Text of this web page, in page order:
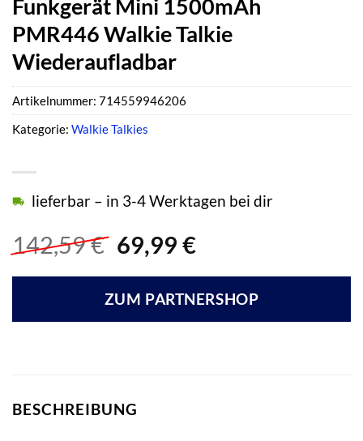
Funkgerät Mini 1500mAh
PMR446 Walkie Talkie
Wiederaufladbar
142,59€ Ursprünglicher
war:
142,59 €
69,99 €Aktueller
ist:
69,99 €.
lieferbar – in 3-4 Werktagen bei dir
ZUM PARTNERSHOP
Artikelnummer: 714559946206
Kategorie: Walkie Talkies
BESCHREIBUNG